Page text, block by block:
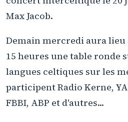
Max Jacob.
Demain mercredi aura lieu
15 heures une table ronde
langues celtiques sur les
participent Radio Kerne,
FBBI, ABP et d'autres...